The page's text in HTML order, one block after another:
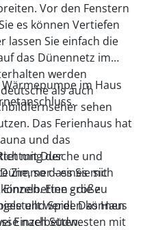
Vor den Fenstern
es können Vertiefen
lassen Sie einfach die
das Dünennetz im
werden
als auch
sehen
Das Ferienhaus hat
und das
mit Dusche und
Zimmer - eines mit
- die zu
werden können
Einzelbetten.
im Haus
der
so dass Sie sich
Eine große
und Spiel. Das Haus
nach Südwesten mit